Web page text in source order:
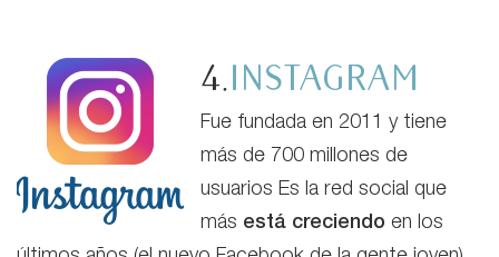
4.INSTAGRAM
Fue fundada en 2011 y tiene
más de 700 millones de
usuarios Es la red social que
más está creciendo en los